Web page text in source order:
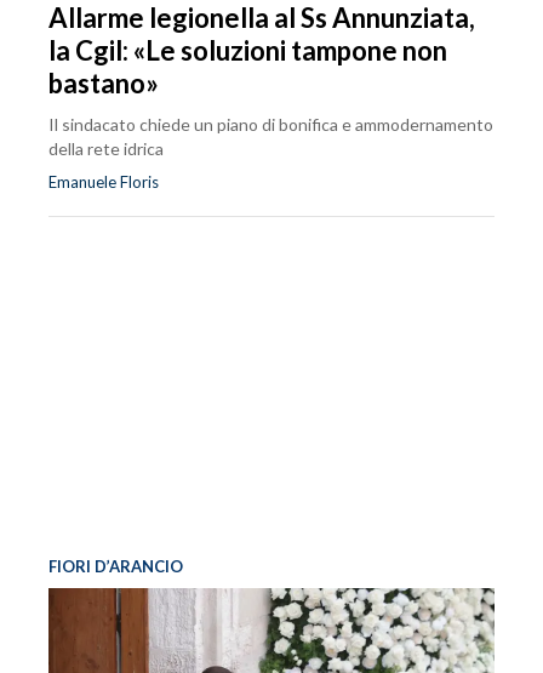
Allarme legionella al Ss Annunziata,
la Cgil: «Le soluzioni tampone non
bastano»
Il sindacato chiede un piano di bonifica e ammodernamento
della rete idrica
Emanuele Floris
FIORI D’ARANCIO